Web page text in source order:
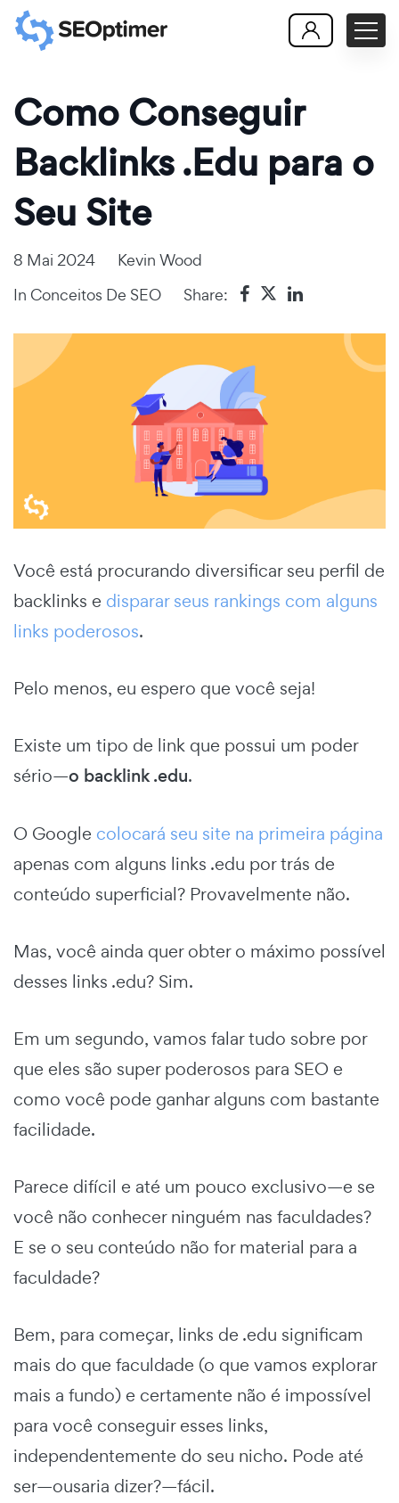
Como Conseguir
Backlinks .Edu para o
Seu Site
8 Mai 2024
Kevin Wood
In Conceitos De SEO Share:
Você está procurando diversificar seu perfil de
backlinks e disparar seus rankings com alguns
links poderosos.
Pelo menos, eu espero que você seja!
Existe um tipo de link que possui um poder
sério—o backlink .edu.
O Google colocará seu site na primeira página
apenas com alguns links .edu por trás de
conteúdo superficial? Provavelmente não.
Mas, você ainda quer obter o máximo possível
desses links .edu? Sim.
Em um segundo, vamos falar tudo sobre por
que eles são super poderosos para SEO e
como você pode ganhar alguns com bastante
facilidade.
Parece difícil e até um pouco exclusivo—e se
você não conhecer ninguém nas faculdades?
E se o seu conteúdo não for material para a
faculdade?
Bem, para começar, links de .edu significam
mais do que faculdade (o que vamos explorar
mais a fundo) e certamente não é impossível
para você conseguir esses links,
independentemente do seu nicho. Pode até
ser—ousaria dizer?—fácil.